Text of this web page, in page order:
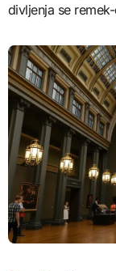
divljenja se